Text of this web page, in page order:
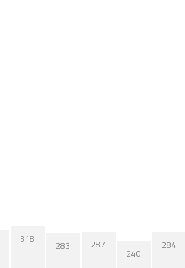
318 283 287
240
284